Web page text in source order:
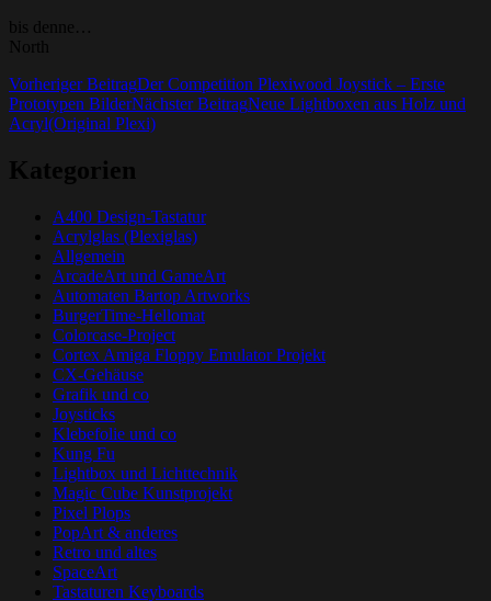
bis denne…
North
Beitrags-
Navigation
Vorheriger BeitragDer Competition Plexiwood Joystick – Erste
Prototypen BilderNächster BeitragNeue Lightboxen aus Holz und
Acryl(Original Plexi)
Kategorien
A400 Design-Tastatur
Acrylglas (Plexiglas)
Allgemein
ArcadeArt und GameArt
Automaten Bartop Artworks
BurgerTime-Hellomat
Colorcase-Project
Cortex Amiga Floppy Emulator Projekt
CX-Gehäuse
Grafik und co
Joysticks
Klebefolie und co
Kung Fu
Lightbox und Lichttechnik
Magic Cube Kunstprojekt
Pixel Plops
PopArt & anderes
Retro und altes
SpaceArt
Tastaturen Keyboards